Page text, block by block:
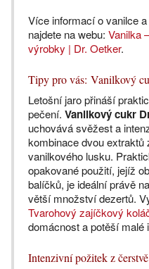
Více informací o vanilce
najdete na webu: Vanilka
výrobky | Dr. Oetker.
Tipy pro vás: Vanilkový
Letošní jaro přináší
pečení. Vanilkový cukr
uchovává svěžest a
kombinace dvou extraktů
vanilkového lusku.
opakované použití, jejíž
balíčků, je ideální právě
větší množství dezertů.
Tvarohový zajíčkový
domácnost a potěší malé
Intenzivní požitek z